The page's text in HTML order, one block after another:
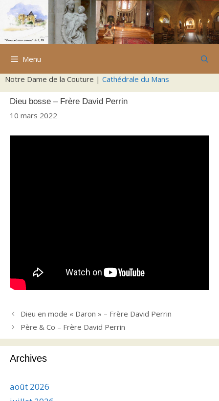
Aller
contenu
Menu
Notre Dame de la Couture | Cathédrale du Mans
Dieu bosse – Frère David Perrin
10 mars 2022
Dieu en mode « Daron » – Frère David Perrin
Père & Co – Frère David Perrin
Archives
août 2026